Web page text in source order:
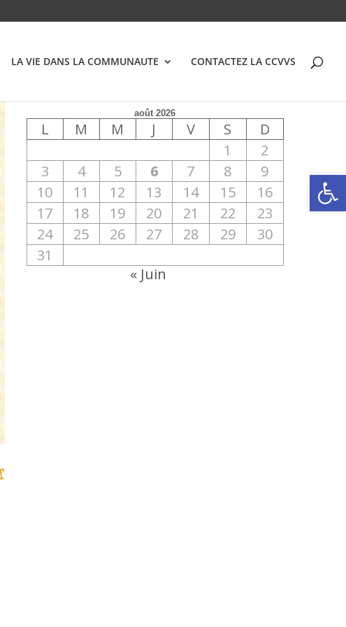
Ouvrir
LA VIE DANS LA COMMUNAUTE CONTACTEZ LA CCVVS
août 2026
L M M J V S
D
1
2
3
4 5 6 7 8
9
10
11 12 13 14 15
16
17
18 19 20 21 22
23
24
25 26 27 28 29
30
31
« Juin